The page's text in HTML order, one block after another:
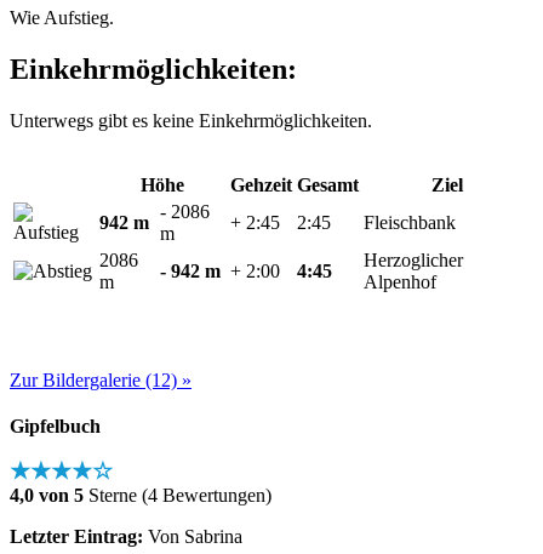
Wie Aufstieg.
Einkehrmöglichkeiten:
Unterwegs gibt es keine Einkehrmöglichkeiten.
Höhe Gehzeit Gesamt
Ziel
942 m
- 2086
m
+ 2:45 2:45
Fleischbank
2086
m
- 942 m + 2:00 4:45
Herzoglicher
Alpenhof
Zur Bildergalerie (12) »
Gipfelbuch
★★★★☆
4,0 von 5 Sterne (4 Bewertungen)
Letzter Eintrag: Von Sabrina